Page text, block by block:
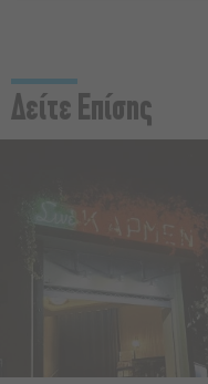
Δείτε Επίσης